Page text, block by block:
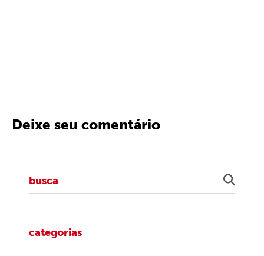
Deixe seu comentário
categorias